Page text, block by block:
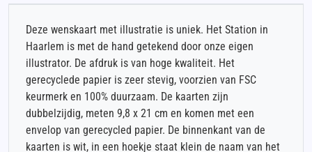
Deze wenskaart met illustratie is uniek. Het Station in
Haarlem is met de hand getekend door onze eigen
illustrator. De afdruk is van hoge kwaliteit. Het
gerecyclede papier is zeer stevig, voorzien van FSC
keurmerk en 100% duurzaam. De kaarten zijn
dubbelzijdig, meten 9,8 x 21 cm en komen met een
envelop van gerecycled papier. De binnenkant van de
kaarten is wit, in een hoekje staat klein de naam van het